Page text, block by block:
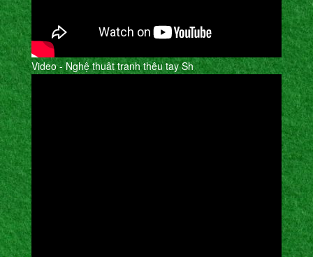
Video - Nghệ thuât tranh thêu tay Sh